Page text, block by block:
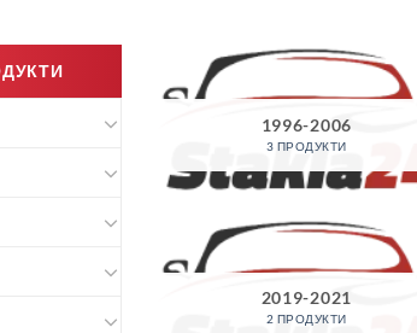
1996-2006
3 ПРОДУКТИ
2019-2021
2 ПРОДУКТИ